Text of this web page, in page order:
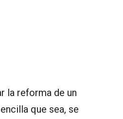
la reforma de un
que sea, se